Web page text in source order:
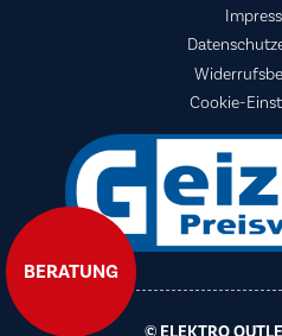
BERATUNG
Cookie-